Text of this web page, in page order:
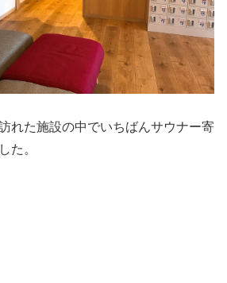
れた施設の中でいちばんサウナー寄
た。